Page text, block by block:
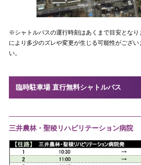
※シャトルバスの運行時刻はあくまで目安となり
により多少のズレや変更が生じる可能性がござ
い。
臨時駐車場 直行無料シャトルバス
三井農林・聖稜リハビリテーション病院